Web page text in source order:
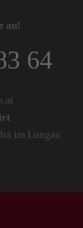
an!
64
im Lungau